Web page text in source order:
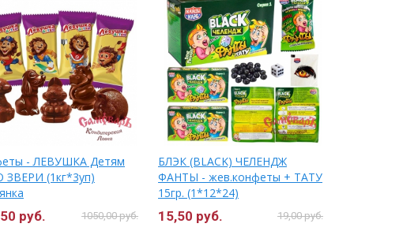
- ЛЕВУШКА Детям
ЗВЕРИ (1кг*3уп)
руб. 1050,00 руб.
БЛЭК (BLACK) ЧЕЛЕНДЖ
ФАНТЫ - жев.конфеты + ТАТУ
15гр. (1*12*24)
15,50 руб. 19,00 руб.